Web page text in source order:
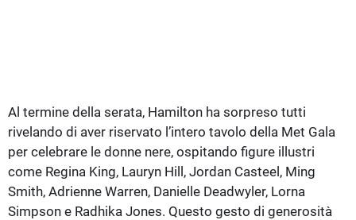
Al termine della serata, Hamilton ha sorpreso tutti
rivelando di aver riservato l’intero tavolo della Met Gala
per celebrare le donne nere, ospitando figure illustri
come Regina King, Lauryn Hill, Jordan Casteel, Ming
Smith, Adrienne Warren, Danielle Deadwyler, Lorna
Simpson e Radhika Jones. Questo gesto di generosità